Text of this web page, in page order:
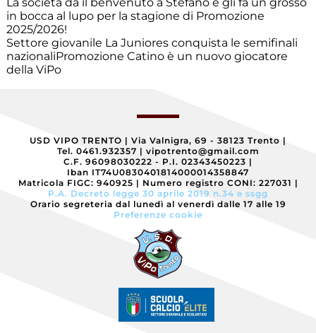
in bocca al lupo per la stagione di Promozione
2025/2026!
Settore giovanile La Juniores conquista le semifinali
nazionaliPromozione Catino è un nuovo giocatore
della ViPo
Eccellenza
Esordienti
Esordienti
Villazzano
USD VIPO TRENTO | Via Valnigra, 69 - 38123 Trento |
Tel. 0461.932357 | vipotrento@gmail.com
C.F. 96098030222 - P.I. 02343450223 |
Iban IT74U0830401814000014358847
Matricola FIGC: 940925 | Numero registro CONI: 227031 |
P.A. Decreto legge 30 aprile 2019 n.34 e ssgg
Orario segreteria dal lunedì al venerdì dalle 17 alle 19
Preferenze cookie